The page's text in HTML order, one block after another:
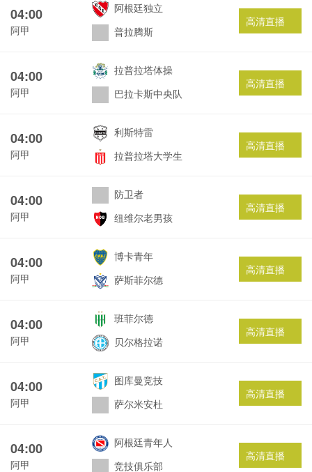
04:00
阿甲
阿根廷独立
普拉腾斯
高清直播
04:00
阿甲
拉普拉塔体操
巴拉卡斯中央队
高清直播
04:00
阿甲
利斯特雷
拉普拉塔大学生
高清直播
04:00
阿甲
防卫者
纽维尔老男孩
高清直播
04:00
阿甲
博卡青年
萨斯菲尔德
高清直播
04:00
阿甲
班菲尔德
贝尔格拉诺
高清直播
04:00
阿甲
图库曼竞技
萨尔米安杜
高清直播
04:00
阿甲
阿根廷青年人
竞技俱乐部
高清直播